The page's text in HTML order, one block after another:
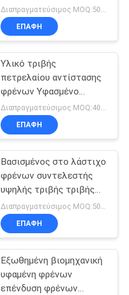
ανελκυστήρων τρακτέρ
βαρούλκων
ΕΠΑΦΉ
Υλικό τριβής
πετρελαίου αντίστασης
φρένων Υφασμένο
επένδυμα Βιομηχανικά
υλικά τριβής
Διαπραγματεύσιμος MOQ:400 ΚΛ
ΕΠΑΦΉ
Βασισμένος στο λάστιχο
φρένων συντελεστής
υψηλής τριβής τριβής
υλικός
Διαπραγματεύσιμος MOQ:50 ρόλοι
ΕΠΑΦΉ
Εξωθημένη βιομηχανική
υφαμένη φρένων
επένδυση φρένων